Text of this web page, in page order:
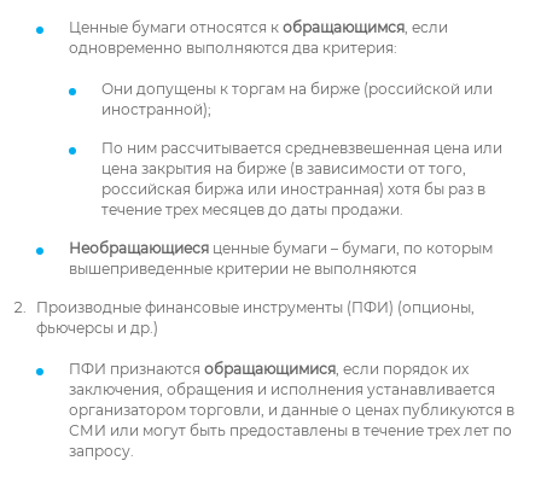
Ценные бумаги относятся к обращающимся , если
одновременно выполняются два критерия:
Они допущены к торгам на бирже (российской или
иностранной);
По ним рассчитывается средневзвешенная цена или
цена закрытия на бирже (в зависимости от того,
российская биржа или иностранная) хотя бы раз в
течение трех месяцев до даты продажи.
Необращающиеся ценные бумаги – бумаги, по которым
вышеприведенные критерии не выполняются
Производные финансовые инструменты (ПФИ) (опционы,
фьючерсы и др.)
ПФИ признаются обращающимися , если порядок их
заключения, обращения и исполнения устанавливается
организатором торговли, и данные о ценах публикуются в
СМИ или могут быть предоставлены в течение трех лет по
запросу.